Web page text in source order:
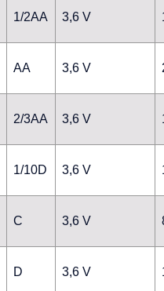
1/2AA 3,6 V
AA 3,6 V
2/3AA 3,6 V
1/10D 3,6 V
C 3,6 V
D 3,6 V